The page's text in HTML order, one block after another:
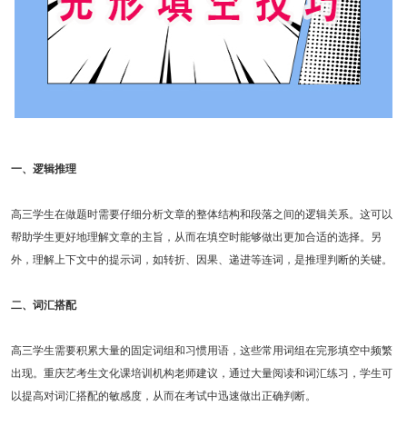
一、逻辑推理
高三学生在做题时需要仔细分析文章的整体结构和段落之间的逻辑关系。这可以
帮助学生更好地理解文章的主旨，从而在填空时能够做出更加合适的选择。另
外，理解上下文中的提示词，如转折、因果、递进等连词，是推理判断的关键。
二、词汇搭配
高三学生需要积累大量的固定词组和习惯用语，这些常用词组在完形填空中频繁
出现。重庆艺考生文化课培训机构老师建议，通过大量阅读和词汇练习，学生可
以提高对词汇搭配的敏感度，从而在考试中迅速做出正确判断。